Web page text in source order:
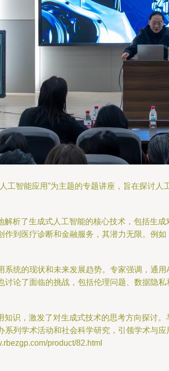
工智能应用”为主题的专题讲座，旨在探讨
解析了生成式人工智能的核心技术，包括生
作到医疗诊断和金融服务，其潜力无限。例
系统的现状和未来发展趋势。专家强调，通
讨论了面临的挑战，包括伦理问题、数据隐
知识，激发了对生成式技术的思考方向探讨
列学术活动和社会科学研究，引领学术与应
product/82.html